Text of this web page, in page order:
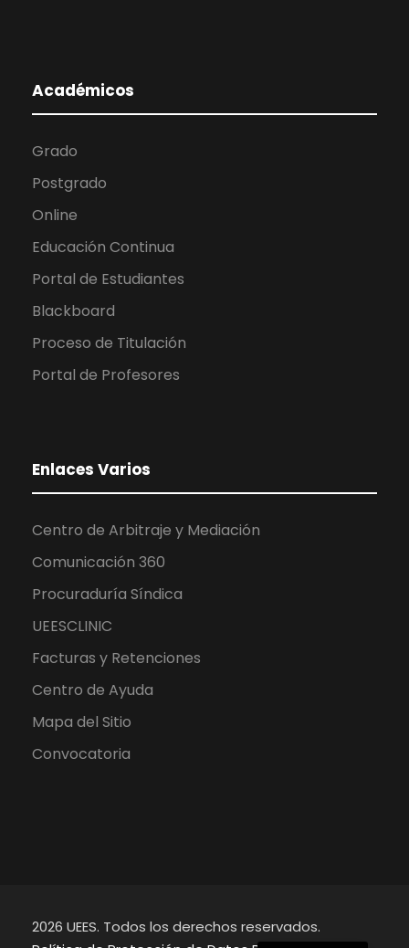
Académicos
Grado
Postgrado
Online
Educación Continua
Portal de Estudiantes
Blackboard
Proceso de Titulación
Portal de Profesores
Enlaces Varios
Centro de Arbitraje y Mediación
Comunicación 360
Procuraduría Síndica
UEESCLINIC
Facturas y Retenciones
Centro de Ayuda
Mapa del Sitio
Convocatoria
2026 UEES. Todos los derechos reservados.
English